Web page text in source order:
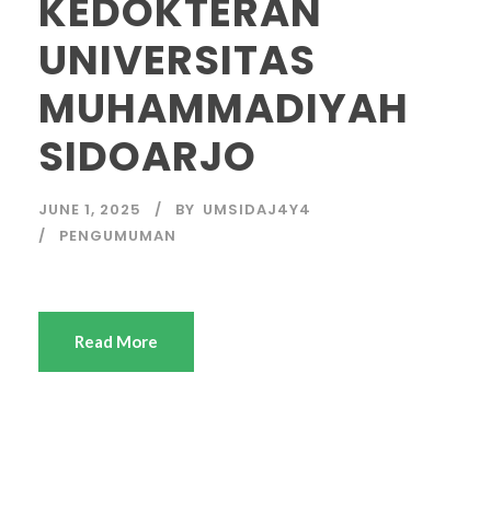
KEDOKTERAN
UNIVERSITAS
MUHAMMADIYAH
SIDOARJO
JUNE 1, 2025 BY UMSIDAJ4Y4
PENGUMUMAN
Read More